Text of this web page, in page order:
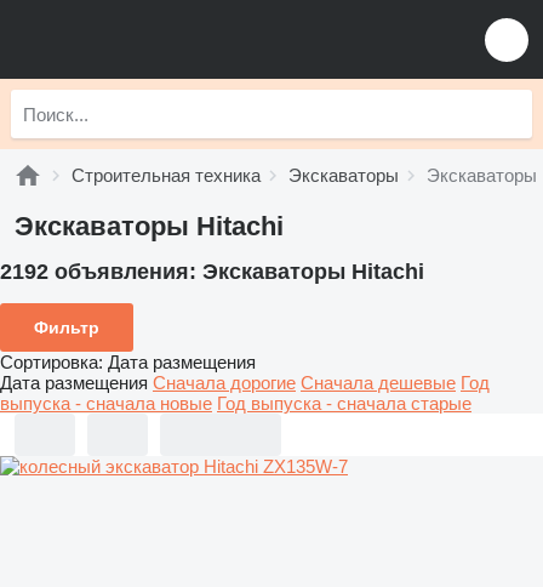
Строительная техника Экскаваторы Экскаваторы
Экскаваторы Hitachi
2192 объявления: Экскаваторы Hitachi
Фильтр
Сортировка: Дата размещения
Дата размещения Сначала дорогие Сначала дешевые Год
выпуска - сначала новые Год выпуска - сначала старые